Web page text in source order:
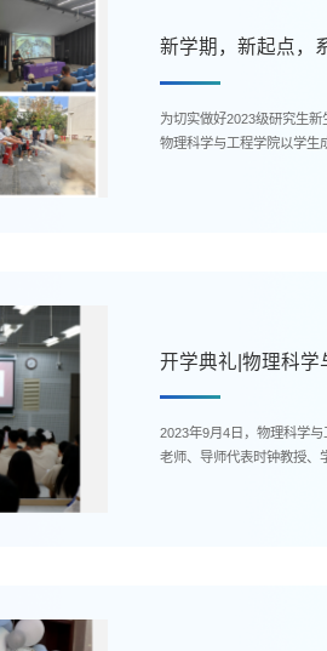
新学期，新起点
为切实做好2023级研究生
物理科学与工程学院以学生
开学典礼|物理科学
2023年9月4日，物理科学
老师、导师代表时钟教授、